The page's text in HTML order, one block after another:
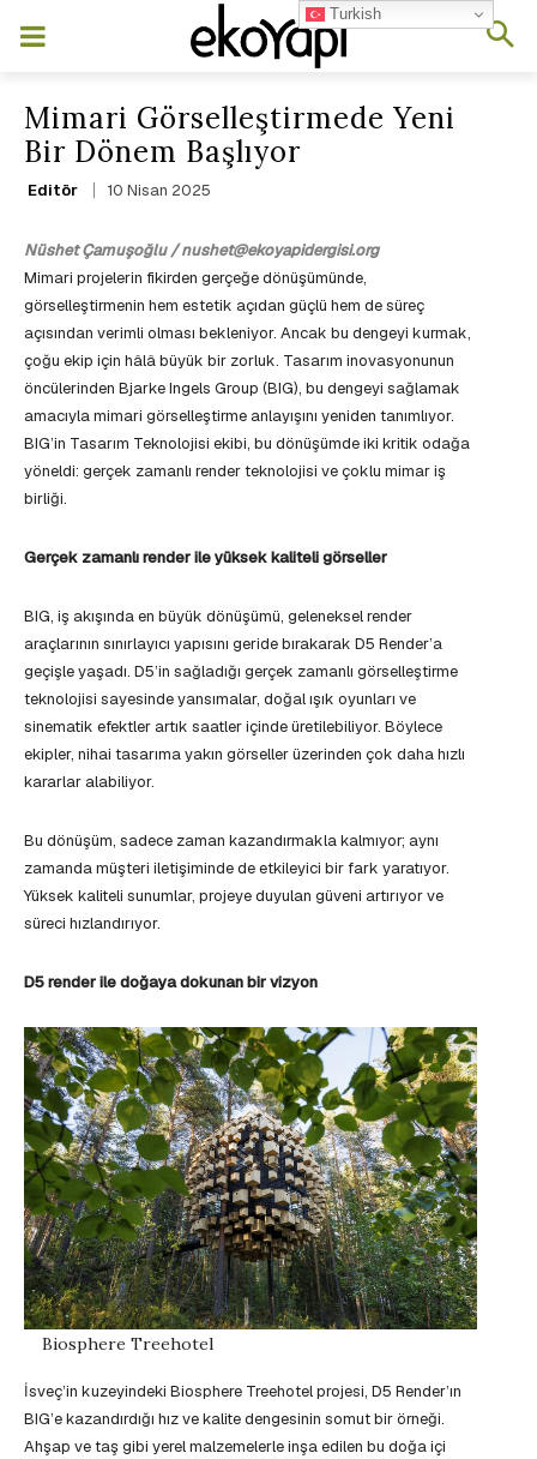
Mimari Görselleştirmede Yeni
Bir Dönem Başlıyor
Editör 10 Nisan 2025
Nüshet Çamuşoğlu / nushet@ekoyapidergisi.org
Mimari projelerin fikirden gerçeğe dönüşümünde,
görselleştirmenin hem estetik açıdan güçlü hem de süreç
açısından verimli olması bekleniyor. Ancak bu dengeyi kurmak,
çoğu ekip için hâlâ büyük bir zorluk. Tasarım inovasyonunun
öncülerinden Bjarke Ingels Group (BIG), bu dengeyi sağlamak
amacıyla mimari görselleştirme anlayışını yeniden tanımlıyor.
BIG’in Tasarım Teknolojisi ekibi, bu dönüşümde iki kritik odağa
yöneldi: gerçek zamanlı render teknolojisi ve çoklu mimar iş
birliği.
Gerçek zamanlı render ile yüksek kaliteli görseller
BIG, iş akışında en büyük dönüşümü, geleneksel render
araçlarının sınırlayıcı yapısını geride bırakarak D5 Render’a
geçişle yaşadı. D5’in sağladığı gerçek zamanlı görselleştirme
teknolojisi sayesinde yansımalar, doğal ışık oyunları ve
sinematik efektler artık saatler içinde üretilebiliyor. Böylece
ekipler, nihai tasarıma yakın görseller üzerinden çok daha hızlı
kararlar alabiliyor.
Bu dönüşüm, sadece zaman kazandırmakla kalmıyor; aynı
zamanda müşteri iletişiminde de etkileyici bir fark yaratıyor.
Yüksek kaliteli sunumlar, projeye duyulan güveni artırıyor ve
süreci hızlandırıyor.
D5 render ile doğaya dokunan bir vizyon
Biosphere Treehotel
İsveç’in kuzeyindeki Biosphere Treehotel projesi, D5 Render’ın
BIG’e kazandırdığı hız ve kalite dengesinin somut bir örneği.
Ahşap ve taş gibi yerel malzemelerle inşa edilen bu doğa içi
Turkish